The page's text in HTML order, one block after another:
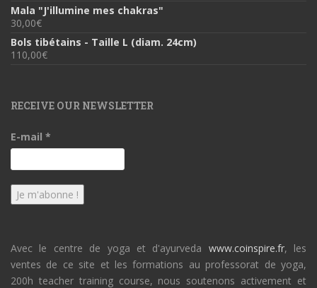
Mala "J'illumine mes chakras"
30,00€
Bols tibétains - Taille L (diam. 24cm)
110,00€
RECEIVE OUR NEWSLETTER
E-mail *
Avec le centre de yoga et d'ayurveda www.coinspire.fr, les
ventes de ce site et les formations au professorat de yoga,
200h teacher training course, nous soutenons activement et